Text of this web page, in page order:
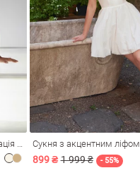
Сукня з акцентним ліфом
899 ₴ 1 999 ₴ - 55%